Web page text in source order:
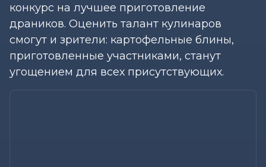
конкурс на лучшее приготовление
драников. Оценить талант кулинаров
смогут и зрители: картофельные блины,
приготовленные участниками, станут
угощением для всех присутствующих.